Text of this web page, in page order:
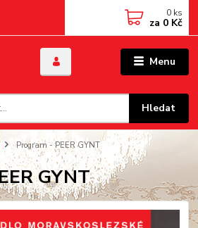
Menu
Hledat
0 ks
za 0 Kč
Program - PEER GYNT
GYNT